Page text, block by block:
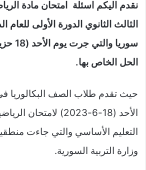
نقدم اليكم اسئلة امتحان مادة
الحل الخاص بها.
حيث تقدم طلاب الصف البكالوريا
الأحد (18-6-2023)
التعليم الأساسي والتي جاءت
وزارة التربية السورية.